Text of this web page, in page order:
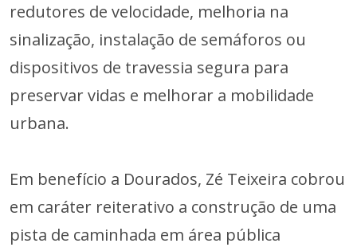
redutores de velocidade, melhoria na
sinalização, instalação de semáforos ou
dispositivos de travessia segura para
preservar vidas e melhorar a mobilidade
urbana.
Em benefício a Dourados, Zé Teixeira cobrou
em caráter reiterativo a construção de uma
pista de caminhada em área pública